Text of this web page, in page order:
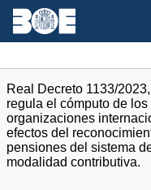
Real Decreto 1133/
regula el cómputo de
organizaciones
efectos del
pensiones del sistema
modalidad contributiva.